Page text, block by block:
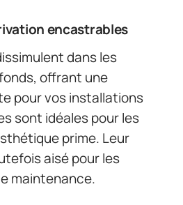
encastrables
dans les
offrant une
pour vos installations
sont idéales pour les
prime. Leur
aisé pour les
maintenance.